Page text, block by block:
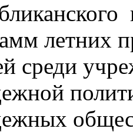
летних
среди